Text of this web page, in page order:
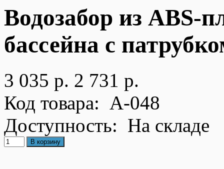
Водозабор из ABS-
бассейна с
3 035 р. 2 731 р.
Код товара: А-048
Доступность: На складе